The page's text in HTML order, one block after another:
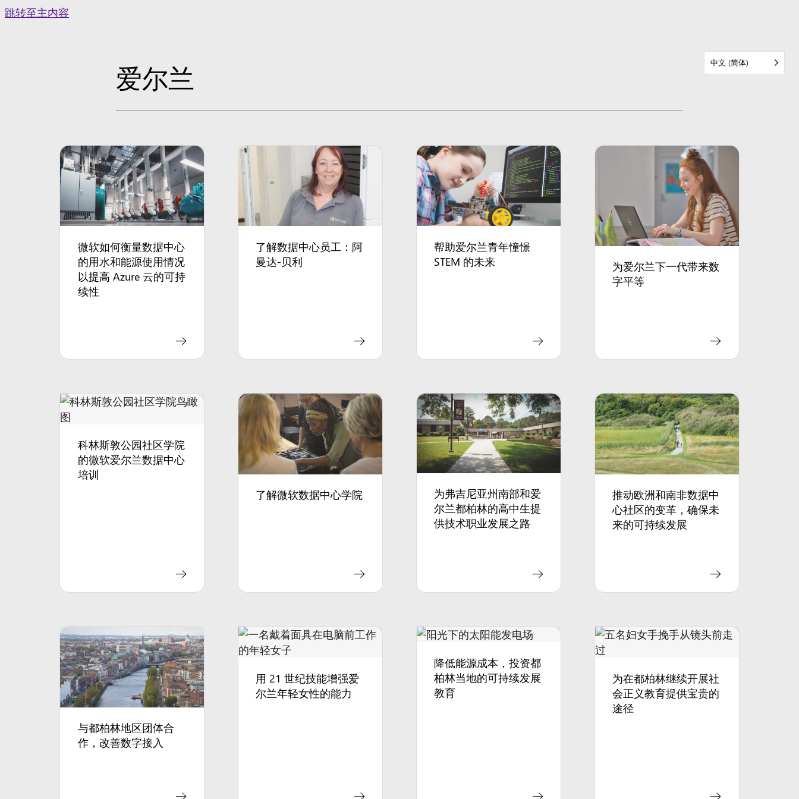
Skip
跳转至主内容
中文 (简体)
爱尔兰
微软如何衡量数据中心
的用水和能源使用情况
以提高 Azure 云的可持
续性
了解数据中心员工：阿
曼达-贝利
帮助爱尔兰青年憧憬
STEM 的未来
为爱尔兰下一代带来数
字平等
科林斯敦公园社区学院
的微软爱尔兰数据中心
培训
了解微软数据中心学院
为弗吉尼亚州南部和爱
尔兰都柏林的高中生提
供技术职业发展之路
推动欧洲和南非数据中
心社区的变革，确保未
来的可持续发展
与都柏林地区团体合
作，改善数字接入
用 21 世纪技能增强爱
尔兰年轻女性的能力
降低能源成本，投资都
柏林当地的可持续发展
教育
为在都柏林继续开展社
会正义教育提供宝贵的
途径